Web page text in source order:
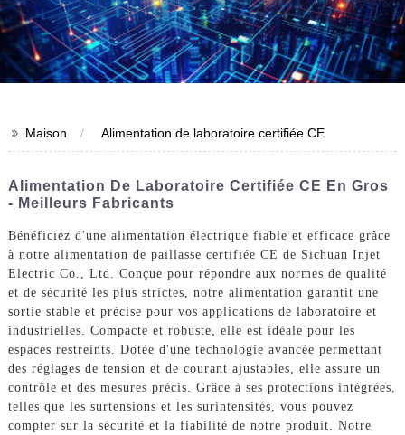
>> Maison Alimentation de laboratoire certifiée CE
Alimentation De Laboratoire Certifiée CE En Gros
- Meilleurs Fabricants
Bénéficiez d'une alimentation électrique fiable et efficace grâce
à notre alimentation de paillasse certifiée CE de Sichuan Injet
Electric Co., Ltd. Conçue pour répondre aux normes de qualité
et de sécurité les plus strictes, notre alimentation garantit une
sortie stable et précise pour vos applications de laboratoire et
industrielles. Compacte et robuste, elle est idéale pour les
espaces restreints. Dotée d'une technologie avancée permettant
des réglages de tension et de courant ajustables, elle assure un
contrôle et des mesures précis. Grâce à ses protections intégrées,
telles que les surtensions et les surintensités, vous pouvez
compter sur la sécurité et la fiabilité de notre produit. Notre